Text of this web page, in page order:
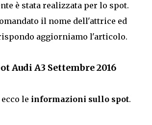
è stata realizzata per lo spot.
il nome dell'attrice ed
aggiorniamo l'articolo.
Audi A3 Settembre 2016
le informazioni sullo spot.